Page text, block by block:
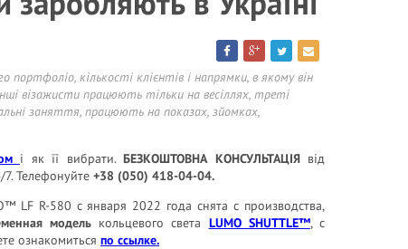
кількості клієнтів і напрямки, в якому він
візажисти працюють тільки на весіллях, треті
заняття, працюють на показах, зйомках,
і як її вибрати. БЕЗКОШТОВНА КОНСУЛЬТАЦІЯвід
7. Телефонуйте +38 (050) 418-04-04.
LF R-580 с января 2022 года снята с производства,
модель кольцевого света LUMO SHUTTLE™, с
ознакомиться по ссылке.